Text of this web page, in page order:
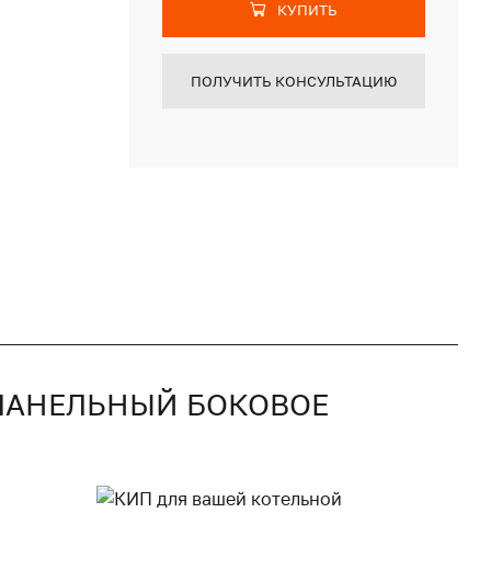
КУПИТЬ
ПОЛУЧИТЬ КОНСУЛЬТАЦИЮ
ПАНЕЛЬНЫЙ БОКОВОЕ